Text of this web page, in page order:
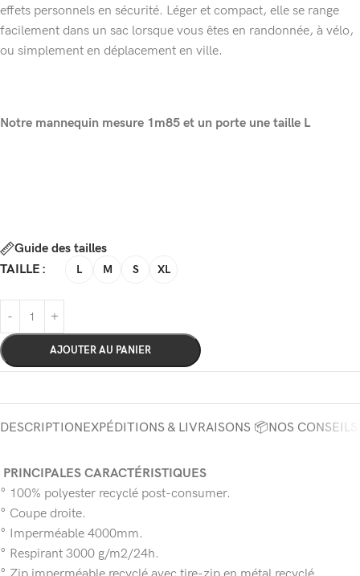
effets personnels en sécurité. Léger et compact, elle se range
facilement dans un sac lorsque vous êtes en randonnée, à vélo,
ou simplement en déplacement en ville.
Notre mannequin mesure 1m85 et un porte une taille L
Guide des tailles
TAILLE
L M S XL
AJOUTER AU PANIER
DESCRIPTIONEXPÉDITIONS & LIVRAISONS 📦NOS
PRINCIPALES CARACTÉRISTIQUES
° 100% polyester recyclé post-consumer.
° Coupe droite.
° Imperméable 4000mm.
° Respirant 3000 g/m2/24h.